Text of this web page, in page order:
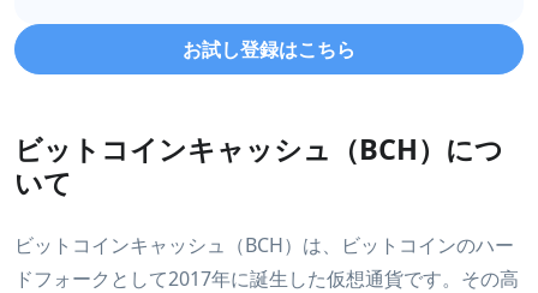
お試し登録はこちら
ビットコインキャッシュ（BCH）につ
いて
ビットコインキャッシュ（BCH）は、ビットコインのハー
ドフォークとして2017年に誕生した仮想通貨です。その高